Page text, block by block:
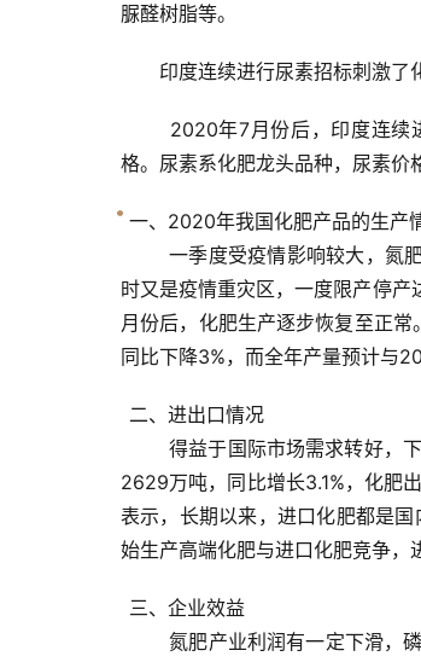
脲醛树脂等。
印度连续进行尿素招标刺激了
2020年7月份后，印度连续
格。 尿素系化肥龙头品种，尿素价
一、 2020年我国化肥产品的生产
一季度受疫情影响较大，氮
时又是疫情重灾区，一度限产停
月份后，化肥生产逐步恢复至正常
同比下降3%，而全年产量预计与
二、 进出口情况
得益于国际市场需求转好，
2629万吨，同比增长3.1%，化肥
表示，长期以来，进口化肥都是
始生产高端化肥与进口化肥竞争，
三、 企业效益
氮肥产业利润有一定下滑，